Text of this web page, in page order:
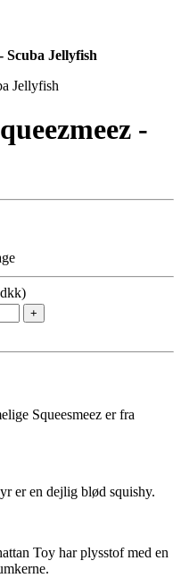
Scuba Jellyfish
-
+
Squeesmeez er fra
er en dejlig blød squishy.
Toy har plysstof med en